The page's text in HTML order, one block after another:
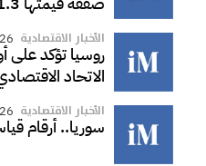
الأخبار الاقتصادية
روسيا تؤكد على
الاتحاد
الأخبار الاقتصادية
سوريا.. أرقام